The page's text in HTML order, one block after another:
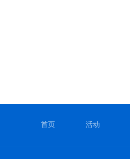
首页 活动